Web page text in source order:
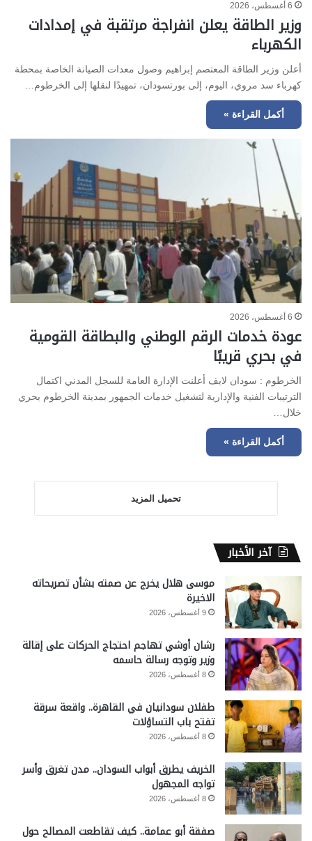
6 أغسطس، 2026
وزير الطاقة يعلن انفراجة مرتقبة في إمدادات
الكهرباء
أعلن وزير الطاقة المعتصم إبراهيم وصول معدات الصيانة الخاصة بمحطة
كهرباء سد مروي، اليوم، إلى بورتسودان، تمهيدًا لنقلها إلى الخرطوم…
أكمل القراءة »
6 أغسطس، 2026
عودة خدمات الرقم الوطني والبطاقة القومية
في بحري قريبًا
الخرطوم : سودان لايف أعلنت الإدارة العامة للسجل المدني اكتمال
الترتيبات الفنية والإدارية لتشغيل خدمات الجمهور بمدينة الخرطوم بحري
خلال…
أكمل القراءة »
تحميل المزيد
آخر الأخبار
موسى هلال يخرج عن صمته بشأن تصريحاته
الاخيرة
9 أغسطس، 2026
رشان أوشي تهاجم احتجاج الحركات على إقالة
وزير وتوجه رسالة حاسمه
8 أغسطس، 2026
طفلان سودانيان في القاهرة.. واقعة سرقة
تفتح باب التساؤلات
8 أغسطس، 2026
الخريف يطرق أبواب السودان.. مدن تغرق وأسر
تواجه المجهول
8 أغسطس، 2026
صفقة أبو عمامة.. كيف تقاطعت المصالح حول